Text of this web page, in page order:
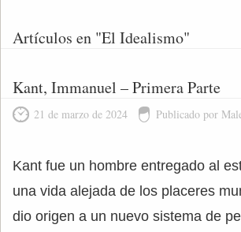
Artículos en "El Idealismo"
Kant, Immanuel – Primera Parte
21 de marzo de 2024 Publicado por
Kant fue un hombre entregado al
una vida alejada de los placeres
dio origen a un nuevo sistema de